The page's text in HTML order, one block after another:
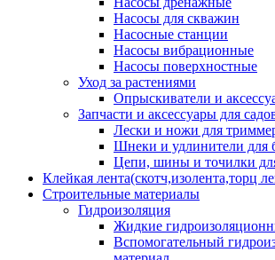
Насосы для скважин
Насосные станции
Насосы вибрационные
Насосы поверхностные
Уход за растениями
Опрыскиватели и
Запчасти и аксессуары для
Лески и ножи для
Шнеки и удлинители для
Цепи, шины и точилки
Клейкая лента(скотч,изолента,торц
Строительные материалы
Гидроизоляция
Жидкие
Вспомогательный